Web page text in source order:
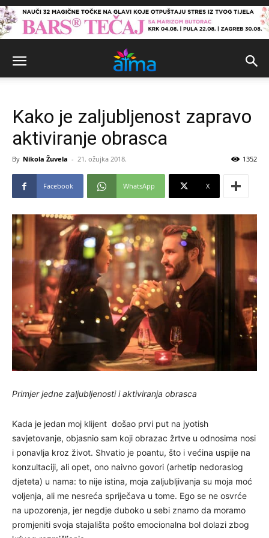
Kako je zaljubljenost zapravo
aktiviranje obrasca
By Nikola Žuvela - 21. ožujka 2018. 1352
Facebook WhatsApp X
Primjer jedne zaljubljenosti i aktiviranja obrasca
Kada je jedan moj klijent došao prvi put na jyotish
savjetovanje, objasnio sam koji obrazac žrtve u odnosima nosi
i ponavlja kroz život. Shvatio je poantu, što i većina uspije na
konzultaciji, ali opet, ono naivno govori (arhetip nedoraslog
djeteta) u nama: to nije istina, moja zaljubljivanja su moja moć
voljenja, ali me nesreća spriječava u tome. Ego se ne osvrće
na upozorenja, jer negdje duboko u sebi znamo da moramo
promjeniti svoja stajališta pošto emocionalna bol dolazi zbog